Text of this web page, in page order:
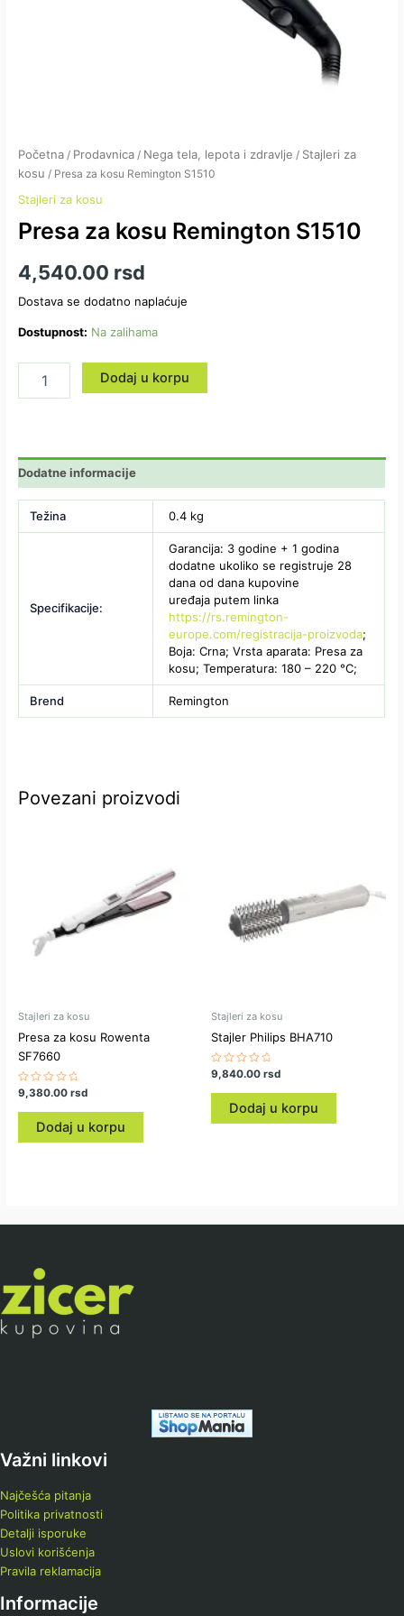
Početna / Prodavnica / Nega tela, lepota i zdravlje / Stajleri za
kosu / Presa za kosu Remington S1510
Stajleri za kosu
Presa za kosu Remington S1510
4,540.00 rsd
Dostava se dodatno naplaćuje
Dostupnost: Na zalihama
Dodaj u korpu
Dodatne informacije
Težina 0.4 kg
Specifikacije:
Garancija: 3 godine + 1 godina
dodatne ukoliko se registruje 28
dana od dana kupovine
uređaja putem linka
https://rs.remington-
europe.com/registracija-proizvoda;
Boja: Crna; Vrsta aparata: Presa za
kosu; Temperatura: 180 – 220 °C;
Brend Remington
Povezani proizvodi
Stajleri za kosu
Presa za kosu Rowenta
SF7660
Ocenjeno
sa
0
9,380.00rsd
Dodaj u korpu
Stajleri za kosu
Stajler Philips BHA710
Ocenjeno
sa
0
9,840.00 rsd
Dodaj u korpu
Važni linkovi
Najčešća pitanja
Politika privatnosti
Detalji isporuke
Uslovi korišćenja
Pravila reklamacija
Informacije